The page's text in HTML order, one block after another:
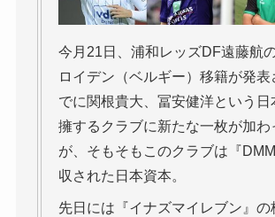
今月21日、浦和レッズDF遠藤航
ロイデン（ベルギー）移籍が発表
でに関根貴大、冨安健洋という日
擁するクラブに新たな一枚が加わ
が、そもそもこのクラブは『
収された日本資本。
先日には『イナズマイレブン』の